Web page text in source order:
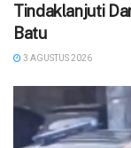
Tindaklanjuti
Batu
3 AGUSTUS 2026